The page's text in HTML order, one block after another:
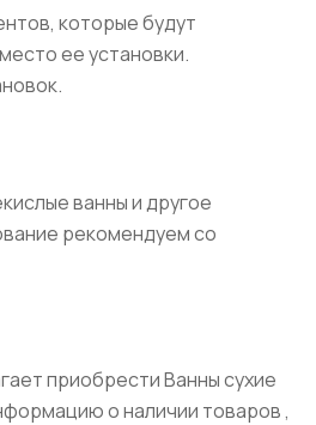
которые будут
ее установки.
ванны и другое
рекомендуем со
приобрести Ванны сухие
о наличии товаров ,